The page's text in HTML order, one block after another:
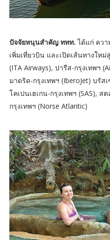
ปัจจัยหนุนสำคัญ ททท.ได้แก่ คว
เพิ่มเที่ยวบิน และเปิดเส้นทางให
(ITA Airways), ปารีส-กรุงเทพฯ
มาดริด-กรุงเทพฯ (IberoJet) บรัส
โคเปนเฮเกน-กรุงเทพฯ (SAS),
กรุงเทพฯ (Norse Atlantic)